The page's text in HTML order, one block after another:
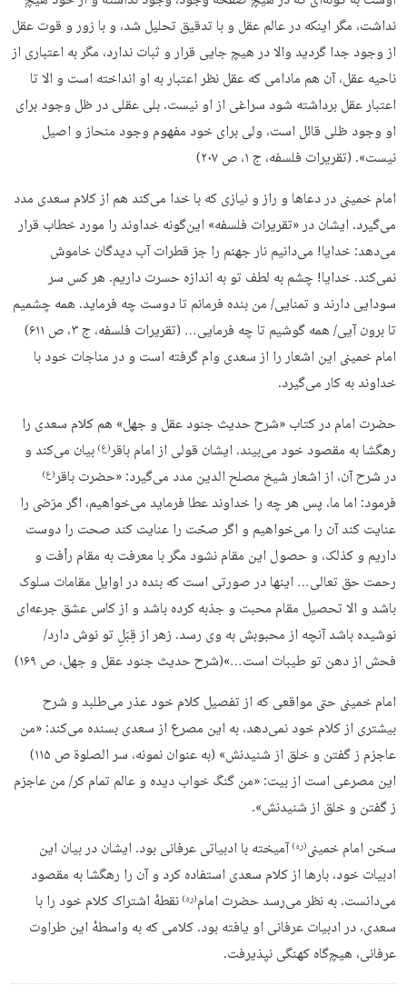
نداشت، مگر اینکه در عالم عقل و با تدقیق تحلیل شد، و با زور و قوت عقل
از وجود جدا گردید والا در هیچ جایی قرار و ثبات ندارد، مگر به اعتباری از
ناحیه عقل، آن هم مادامی که عقل نظر اعتبار به او انداخته است و الا تا
اعتبار عقل برداشته شود سراغی از او نیست. بلی عقلی در ظل وجود برای
او وجود ظلی قائل است، ولی برای خود مفهوم وجود منحاز و اصیل
نیست». (تقریرات فلسفه، ج ۱، ص ۲۰۷)
امام خمینی در دعاها و راز و نیازی که با خدا می‌کند هم از کلام سعدی مدد
می‌گیرد. ایشان در «تقریرات فلسفه» این‌گونه خداوند را مورد خطاب قرار
می‌دهد: خدایا! می‌دانیم نار جهنم را جز قطرات آب دیدگان خاموش
نمی‌کند. خدایا! چشم به لطف تو به اندازه حسرت داریم. هر کس سر
سودایی دارند و تمنایی/ من بنده فرمانم تا دوست چه فرماید. همه چشمیم
تا برون آیی/ همه گوشیم تا چه فرمایی… (تقریرات فلسفه، ج ۳، ص ۶۱۱)
امام خمینی این اشعار را از سعدی وام گرفته است و در مناجات خود با
خداوند به کار می‌گیرد.
حضرت امام در کتاب «شرح حدیث جنود عقل و جهل» هم کلام سعدی را
رهگشا به مقصود خود می‌بیند. ایشان قولی از امام باقر(ع) بیان می‌کند و
در شرح آن، از اشعار شیخ مصلح الدین مدد می‌گیرد: «حضرت باقر(ع)
فرمود: اما ما، پس هر چه را خداوند عطا فرماید می‌خواهیم، اگر مرَضی را
عنایت کند آن را می‌خواهیم و اگر صحّت را عنایت کند صحت را دوست
داریم و کذلک، و حصول این مقام نشود مگر با معرفت به مقام رأفت و
رحمت حق تعالی… اینها در صورتی است که بنده در اوایل مقامات سلوک
باشد و الا تحصیل مقام محبت و جذبه کرده باشد و از کاس عشق جرعه‌ای
نوشیده باشد آنچه از محبوبش به وی رسد. زهر از قِبَلِ تو نوش دارد/
فحش از دهن تو طیبات است…»(شرح حدیث جنود عقل و جهل، ص ۱۶۹)
امام خمینی حتی مواقعی که از تفصیل کلام خود عذر می‌طلبد و شرح
بیشتری از کلام خود نمی‌دهد، به این مصرع از سعدی بسنده می‌کند: «من
عاجزم ز گفتن و خلق از شنیدنش» (به عنوان نمونه، سر الصلوة ص ۱۱۵)
این مصرعی است از بیت: «من گنگ خواب دیده و عالم تمام کر/ من عاجزم
ز گفتن و خلق از شنیدنش».
سخن امام خمینی(ره)آمیخته با ادبیاتی عرفانی بود. ایشان در بیان این
ادبیات خود، بارها از کلام سعدی استفاده کرد و آن را رهگشا به مقصود
می‌دانست. به نظر می‌رسد حضرت امام(ره) نقطهٔ اشتراک کلام خود را با
سعدی، در ادبیات عرفانی او یافته بود. کلامی که به واسطهٔ این طراوت
عرفانی، هیچ‌گاه کهنگی نپذیرفت.